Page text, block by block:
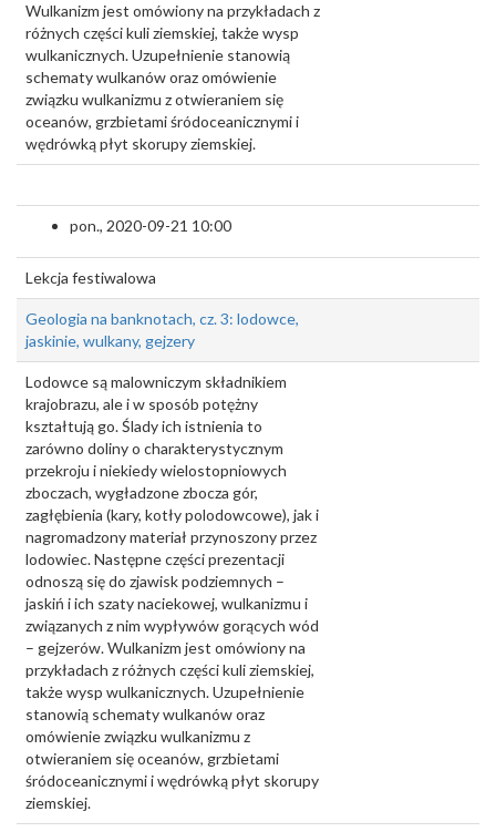
Wulkanizm jest omówiony na przykładach z
różnych części kuli ziemskiej, także wysp
wulkanicznych. Uzupełnienie stanowią
schematy wulkanów oraz omówienie
związku wulkanizmu z otwieraniem się
oceanów, grzbietami śródoceanicznymi i
wędrówką płyt skorupy ziemskiej.
pon., 2020-09-21 10:00
Lekcja festiwalowa
Geologia na banknotach, cz. 3: lodowce,
jaskinie, wulkany, gejzery
Lodowce są malowniczym składnikiem
krajobrazu, ale i w sposób potężny
kształtują go. Ślady ich istnienia to
zarówno doliny o charakterystycznym
przekroju i niekiedy wielostopniowych
zboczach, wygładzone zbocza gór,
zagłębienia (kary, kotły polodowcowe), jak i
nagromadzony materiał przynoszony przez
lodowiec. Następne części prezentacji
odnoszą się do zjawisk podziemnych –
jaskiń i ich szaty naciekowej, wulkanizmu i
związanych z nim wypływów gorących wód
– gejzerów. Wulkanizm jest omówiony na
przykładach z różnych części kuli ziemskiej,
także wysp wulkanicznych. Uzupełnienie
stanowią schematy wulkanów oraz
omówienie związku wulkanizmu z
otwieraniem się oceanów, grzbietami
śródoceanicznymi i wędrówką płyt skorupy
ziemskiej.